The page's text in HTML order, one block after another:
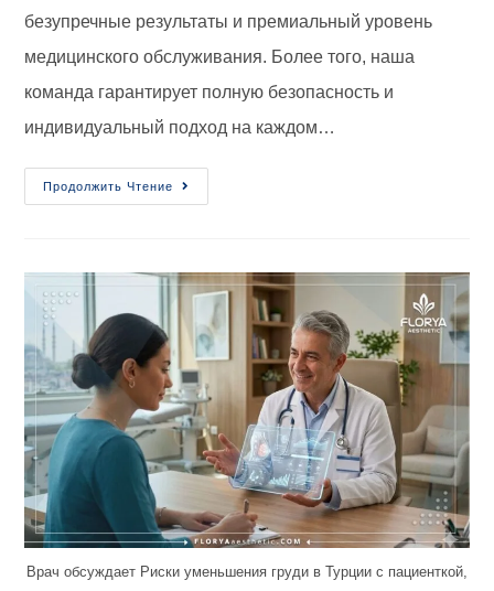
безупречные результаты и премиальный уровень
медицинского обслуживания. Более того, наша
команда гарантирует полную безопасность и
индивидуальный подход на каждом…
Продолжить Чтение
Врач обсуждает Риски уменьшения груди в Турции с пациенткой,